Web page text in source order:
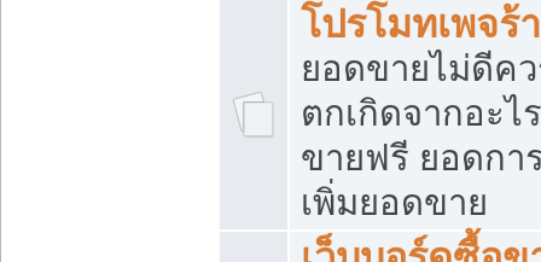
โปรโมทเพจร้
ยอดขายไม่ดีค
ตกเกิดจากอะไ
ขายฟรี ยอดกา
เพิ่มยอดขาย